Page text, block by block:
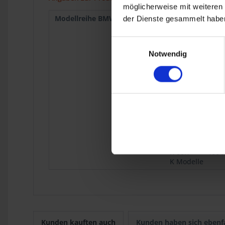
möglicherweise mit
der Dienste gesammelt
Notwendig
Modellreihe BMW : R 50/5
R 75/6
R 75/7
R 80
R 100
R 45
R 65
R 80R
K Modelle
Kunden kauften auch Kunden haben sich